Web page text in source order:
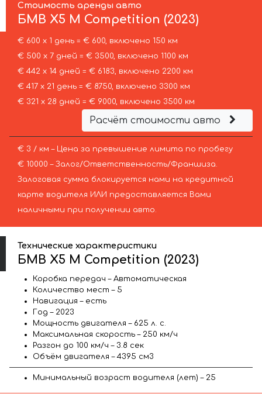
Стоимость аренды авто
БМВ X5 M Competition (2023)
€ 600 х 1 день = € 600, включено 150 км
€ 500 х 7 дней = € 3500, включено 1100 км
€ 442 х 14 дней = € 6183, включено 2200 км
€ 417 х 21 день = € 8750, включено 3300 км
€ 321 х 28 дней = € 9000, включено 3500 км
Расчёт стоимости авто
€ 3 / км – Цена за превышение лимита по пробегу
€ 10000 – Залог/Ответственность/Франшиза.
Залоговая сумма блокируется нами на кредитной
карте водителя ИЛИ предоставляется Вами
наличными при получении авто.
Технические характеристики
БМВ X5 M Competition (2023)
Коробка передач – Автоматическая
Количество мест – 5
Навигация – есть
Год – 2023
Мощность двигателя – 625 л. с.
Максимальная скорость – 250 км/ч
Разгон до 100 км/ч – 3.8 сек
Объём двигателя – 4395 см3
Минимальный возраст водителя (лет) – 25